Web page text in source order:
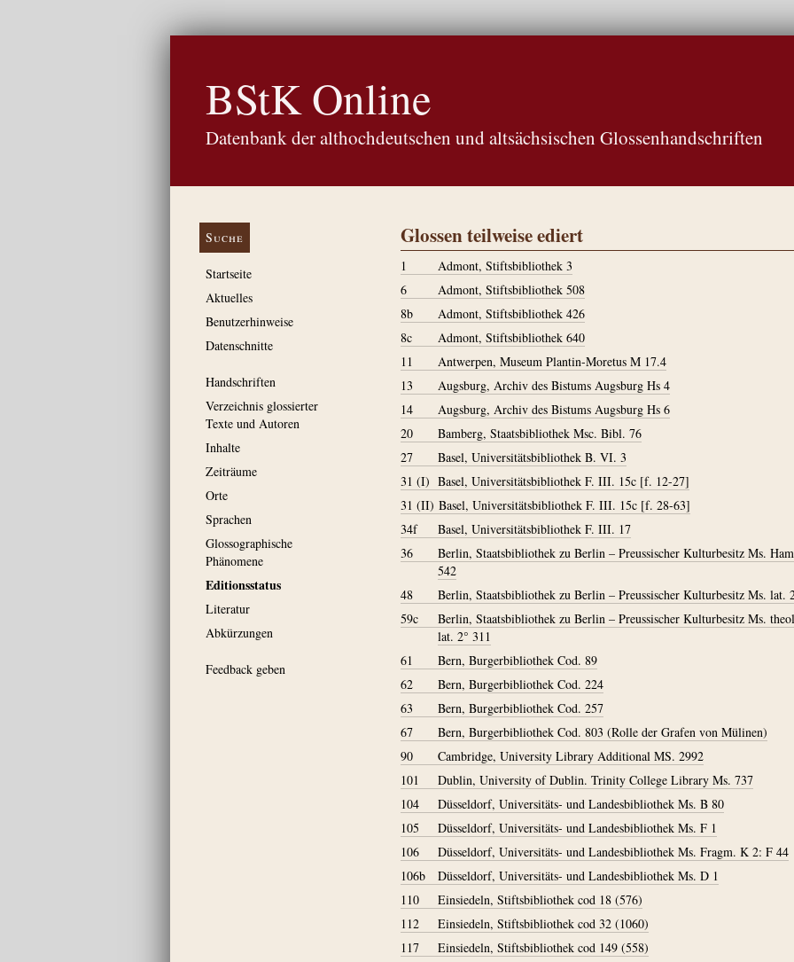
BStK Online
Datenbank der althochdeutschen und altsächsischen Glossenhandschriften
Suche
Startseite
Aktuelles
Benutzerhinweise
Datenschnitte
Handschriften
Verzeichnis glossierter
Texte und Autoren
Inhalte
Zeiträume
Orte
Sprachen
Glossographische
Phänomene
Editionsstatus
Literatur
Abkürzungen
Feedback geben
Glossen teilweise ediert
1
Admont, Stiftsbibliothek 3
6
Admont, Stiftsbibliothek 508
8b
Admont, Stiftsbibliothek 426
8c
Admont, Stiftsbibliothek 640
11
Antwerpen, Museum Plantin-Moretus M 17.4
13
Augsburg, Archiv des Bistums Augsburg Hs 4
14
Augsburg, Archiv des Bistums Augsburg Hs 6
20
Bamberg, Staatsbibliothek Msc. Bibl. 76
27
Basel, Universitätsbibliothek B. VI. 3
31 (I) Basel, Universitätsbibliothek F. III. 15c [f. 12-27]
31 (II) Basel, Universitätsbibliothek F. III. 15c [f. 28-63]
34f
Basel, Universitätsbibliothek F. III. 17
36
Berlin, Staatsbibliothek zu Berlin – Preussischer Kulturbesitz Ms.
542
48
Berlin, Staatsbibliothek zu Berlin – Preussischer Kulturbesitz Ms. lat.
59c
Berlin, Staatsbibliothek zu Berlin – Preussischer Kulturbesitz Ms.
lat. 2° 311
61
Bern, Burgerbibliothek Cod. 89
62
Bern, Burgerbibliothek Cod. 224
63
Bern, Burgerbibliothek Cod. 257
67
Bern, Burgerbibliothek Cod. 803 (Rolle der Grafen von Mülinen)
90
Cambridge, University Library Additional MS. 2992
101
Dublin, University of Dublin. Trinity College Library Ms. 737
104
Düsseldorf, Universitäts- und Landesbibliothek Ms. B 80
105
Düsseldorf, Universitäts- und Landesbibliothek Ms. F 1
106
Düsseldorf, Universitäts- und Landesbibliothek Ms. Fragm. K 2: F 44
106b
Düsseldorf, Universitäts- und Landesbibliothek Ms. D 1
110
Einsiedeln, Stiftsbibliothek cod 18 (576)
112
Einsiedeln, Stiftsbibliothek cod 32 (1060)
117
Einsiedeln, Stiftsbibliothek cod 149 (558)